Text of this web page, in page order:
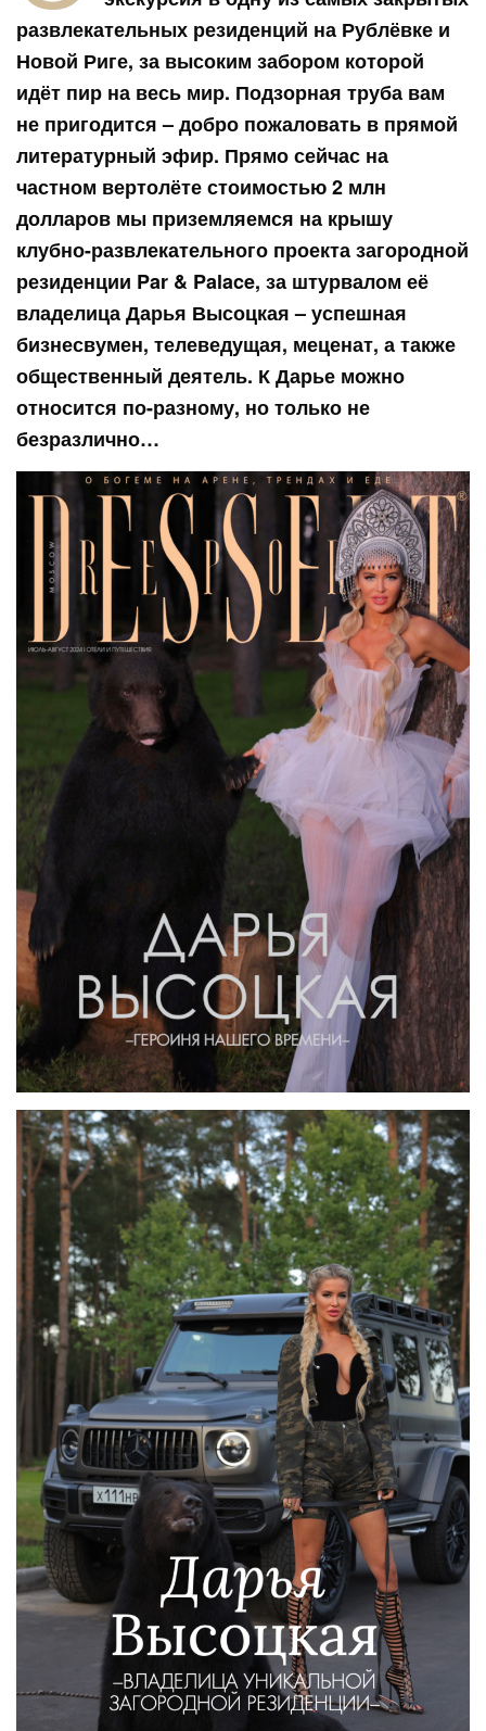
развлекательных резиденций на Рублёвке и
Новой Риге, за высоким забором которой
идёт пир на весь мир. Подзорная труба вам
не пригодится – добро пожаловать в прямой
литературный эфир. Прямо сейчас на
частном вертолёте стоимостью 2 млн
долларов мы приземляемся на крышу
клубно-развлекательного проекта загородной
резиденции Par & Palace, за штурвалом её
владелица Дарья Высоцкая – успешная
бизнесвумен, телеведущая, меценат, а также
общественный деятель. К Дарье можно
относится по-разному, но только не
безразлично…